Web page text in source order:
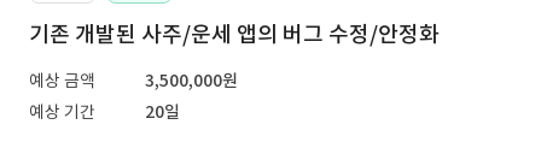
기존 개발된 사주/운세 앱의 버그 수정/안정화
예상 금액
3,500,000원
예상 기간
20일